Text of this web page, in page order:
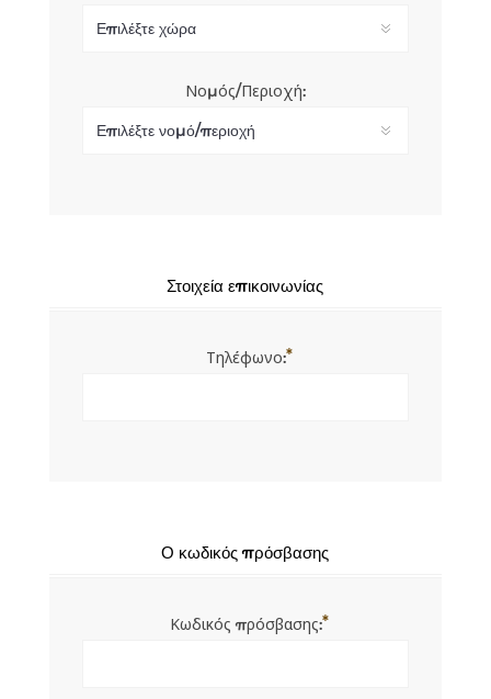
Νομός/Περιοχή:
Στοιχεία επικοινωνίας
Τηλέφωνο:*
Ο κωδικός πρόσβασης
Κωδικός πρόσβασης:*